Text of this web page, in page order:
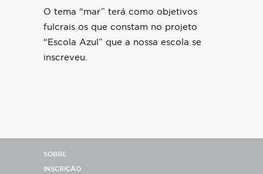
O tema “mar” terá como objetivos
fulcrais os que constam no projeto
“Escola Azul” que a nossa escola se
inscreveu.
SOBRE
INSCRIÇÃO